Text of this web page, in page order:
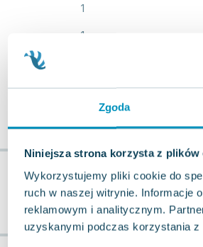
Zgoda
Niniejsza strona korzysta z plików
Wykorzystujemy pliki cookie do
ruch w naszej witrynie. Informacje
reklamowym i analitycznym.
uzyskanymi podczas korzystania z
1
1